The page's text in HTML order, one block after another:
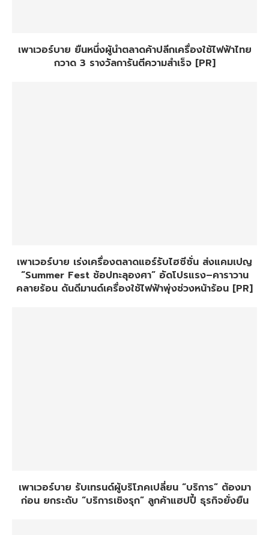
เพาเวอร์บาย ยืนหนึ่งผู้นำตลาดค้าปลีกเครื่องใช้ไฟฟ้าไทย
กวาด 3 รางวัลการันตีความสำเร็จ [PR]
เพาเวอร์บาย เร่งเครื่องตลาดแอร์รับไฮซีซั่น ส่งแคมเปญ
“Summer Fest ช้อปทะลุองศา” อัดโปรแรง–คาราวาน
คลายร้อน ดันดีมานด์เครื่องใช้ไฟฟ้าพุ่งช่วงหน้าร้อน [PR]
เพาเวอร์บาย รับเทรนด์ผู้บริโภคเปลี่ยน “บริการ” ต้องมา
ก่อน ยกระดับ “บริการเชิงรุก” ลูกค้าแฮปปี้ ธุรกิจยั่งยืน